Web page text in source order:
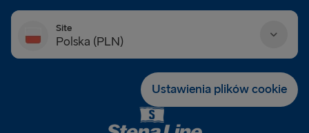
Site
Polska (PLN)
Ustawienia plików cookie